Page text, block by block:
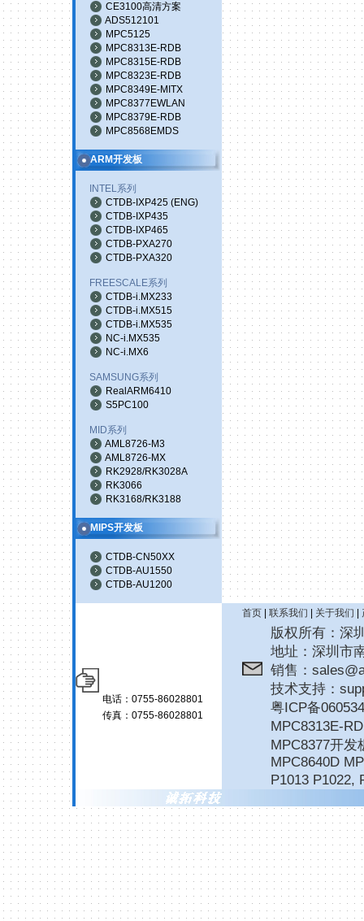
CE3100高清方案
ADS512101
MPC5125
MPC8313E-RDB
MPC8315E-RDB
MPC8323E-RDB
MPC8349E-MITX
MPC8377EWLAN
MPC8379E-RDB
MPC8568EMDS
ARM开发板
INTEL系列
CTDB-IXP425(ENG)
CTDB-IXP435
CTDB-IXP465
CTDB-PXA270
CTDB-PXA320
FREESCALE系列
CTDB-i.MX233
CTDB-i.MX515
CTDB-i.MX535
NC-i.MX535
NC-i.MX6
SAMSUNG系列
RealARM6410
S5PC100
MID系列
AML8726-M3
AML8726-MX
RK2928/RK3028A
RK3066
RK3168/RK3188
MIPS开发板
CTDB-CN50XX
CTDB-AU1550
CTDB-AU1200
电话：0755-86028801
传真：0755-86028801
首页| 联系我们 关于我们
版权所有：深
地址：深圳市
销售：
技术支持：
粤ICP备
MPC8313E-
MPC8377开发
MPC8640D
P1013 P1022,